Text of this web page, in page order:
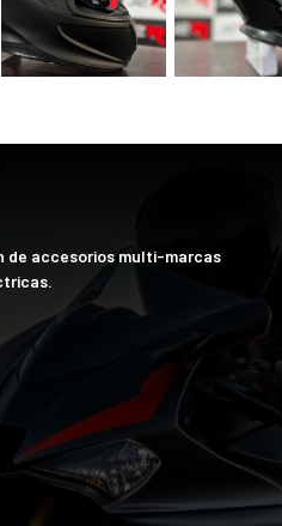
de accesorios multi-marcas